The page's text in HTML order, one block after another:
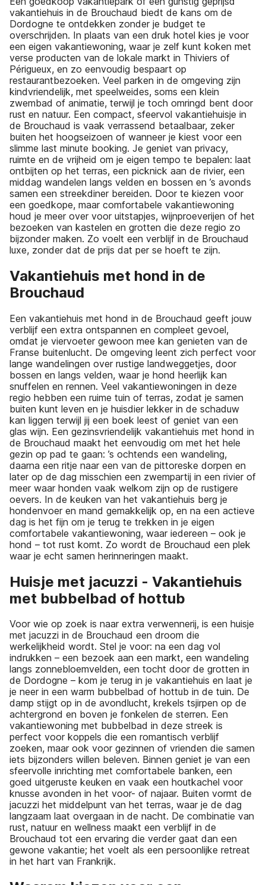
vakantiehuis in de Brouchaud biedt de kans om de
Dordogne te ontdekken zonder je budget te
overschrijden. In plaats van een druk hotel kies je voor
een eigen vakantiewoning, waar je zelf kunt koken met
verse producten van de lokale markt in Thiviers of
Périgueux, en zo eenvoudig bespaart op
restaurantbezoeken. Veel parken in de omgeving zijn
kindvriendelijk, met speelweides, soms een klein
zwembad of animatie, terwijl je toch omringd bent door
rust en natuur. Een compact, sfeervol vakantiehuisje in
de Brouchaud is vaak verrassend betaalbaar, zeker
buiten het hoogseizoen of wanneer je kiest voor een
slimme last minute booking. Je geniet van privacy,
ruimte en de vrijheid om je eigen tempo te bepalen: laat
ontbijten op het terras, een picknick aan de rivier, een
middag wandelen langs velden en bossen en ’s avonds
samen een streekdiner bereiden. Door te kiezen voor
een goedkope, maar comfortabele vakantiewoning
houd je meer over voor uitstapjes, wijnproeverijen of het
bezoeken van kastelen en grotten die deze regio zo
bijzonder maken. Zo voelt een verblijf in de Brouchaud
luxe, zonder dat de prijs dat per se hoeft te zijn.
Vakantiehuis met hond in de
Brouchaud
Een vakantiehuis met hond in de Brouchaud geeft jouw
verblijf een extra ontspannen en compleet gevoel,
omdat je viervoeter gewoon mee kan genieten van de
Franse buitenlucht. De omgeving leent zich perfect voor
lange wandelingen over rustige landweggetjes, door
bossen en langs velden, waar je hond heerlijk kan
snuffelen en rennen. Veel vakantiewoningen in deze
regio hebben een ruime tuin of terras, zodat je samen
buiten kunt leven en je huisdier lekker in de schaduw
kan liggen terwijl jij een boek leest of geniet van een
glas wijn. Een gezinsvriendelijk vakantiehuis met hond in
de Brouchaud maakt het eenvoudig om met het hele
gezin op pad te gaan: ’s ochtends een wandeling,
daarna een ritje naar een van de pittoreske dorpen en
later op de dag misschien een zwempartij in een rivier of
meer waar honden vaak welkom zijn op de rustigere
oevers. In de keuken van het vakantiehuis berg je
hondenvoer en mand gemakkelijk op, en na een actieve
dag is het fijn om je terug te trekken in je eigen
comfortabele vakantiewoning, waar iedereen – ook je
hond – tot rust komt. Zo wordt de Brouchaud een plek
waar je echt samen herinneringen maakt.
Huisje met jacuzzi - Vakantiehuis
met bubbelbad of hottub
Voor wie op zoek is naar extra verwennerij, is een huisje
met jacuzzi in de Brouchaud een droom die
werkelijkheid wordt. Stel je voor: na een dag vol
indrukken – een bezoek aan een markt, een wandeling
langs zonnebloemvelden, een tocht door de grotten in
de Dordogne – kom je terug in je vakantiehuis en laat je
je neer in een warm bubbelbad of hottub in de tuin. De
damp stijgt op in de avondlucht, krekels tsjirpen op de
achtergrond en boven je fonkelen de sterren. Een
vakantiewoning met bubbelbad in deze streek is
perfect voor koppels die een romantisch verblijf
zoeken, maar ook voor gezinnen of vrienden die samen
iets bijzonders willen beleven. Binnen geniet je van een
sfeervolle inrichting met comfortabele banken, een
goed uitgeruste keuken en vaak een houtkachel voor
knusse avonden in het voor- of najaar. Buiten vormt de
jacuzzi het middelpunt van het terras, waar je de dag
langzaam laat overgaan in de nacht. De combinatie van
rust, natuur en wellness maakt een verblijf in de
Brouchaud tot een ervaring die verder gaat dan een
gewone vakantie; het voelt als een persoonlijke retreat
in het hart van Frankrijk.